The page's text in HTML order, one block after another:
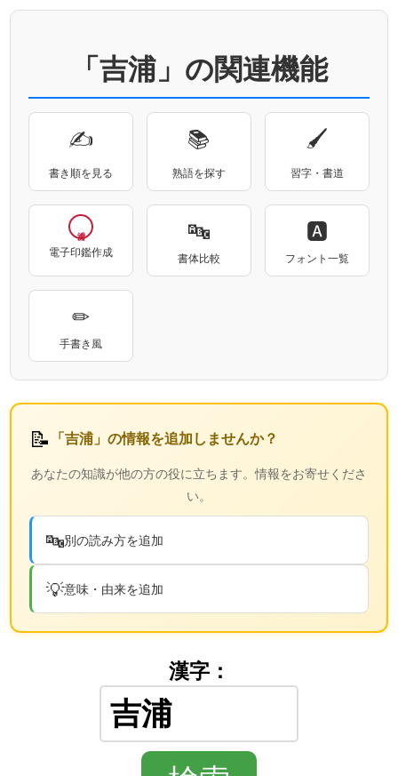
「吉浦」の関連機能
✍
書き順を見る
📚
熟語を探す
🖌
習字・書道
電子印鑑作成
🔤
書体比較
🅰
フォント一覧
✏
手書き風
📝 「吉浦」の情報を追加しませんか？
あなたの知識が他の方の役に立ちます。情報をお寄せくださ
い。
🔤別の読み方を追加
💡意味・由来を追加
漢字：